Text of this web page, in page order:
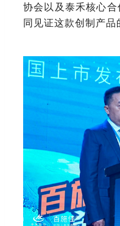
协会以及泰禾核心合
同见证这款创制产品